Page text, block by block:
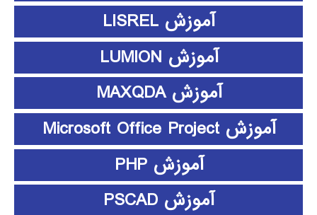
آموزش LISREL
آموزش LUMION
آموزش MAXQDA
آموزش Microsoft Office Project
آموزش PHP
آموزش PSCAD